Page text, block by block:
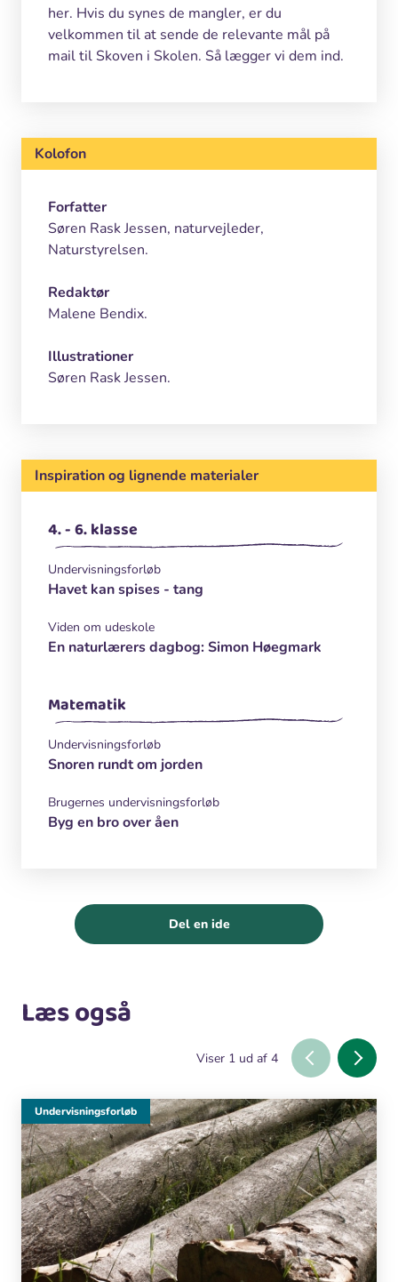
her. Hvis du synes de mangler, er du
velkommen til at sende de relevante mål på
mail til Skoven i Skolen. Så lægger vi dem ind.
Kolofon
Forfatter
Søren Rask Jessen, naturvejleder,
Naturstyrelsen.
Redaktør
Malene Bendix.
Illustrationer
Søren Rask Jessen.
Inspiration og lignende materialer
4. - 6. klasse
Undervisningsforløb
Havet kan spises - tang
Viden om udeskole
En naturlærers dagbog: Simon Høegmark
Matematik
Undervisningsforløb
Snoren rundt om jorden
Brugernes undervisningsforløb
Byg en bro over åen
Del en ide
Læs også
Viser 1 ud af 4
Undervisningsforløb